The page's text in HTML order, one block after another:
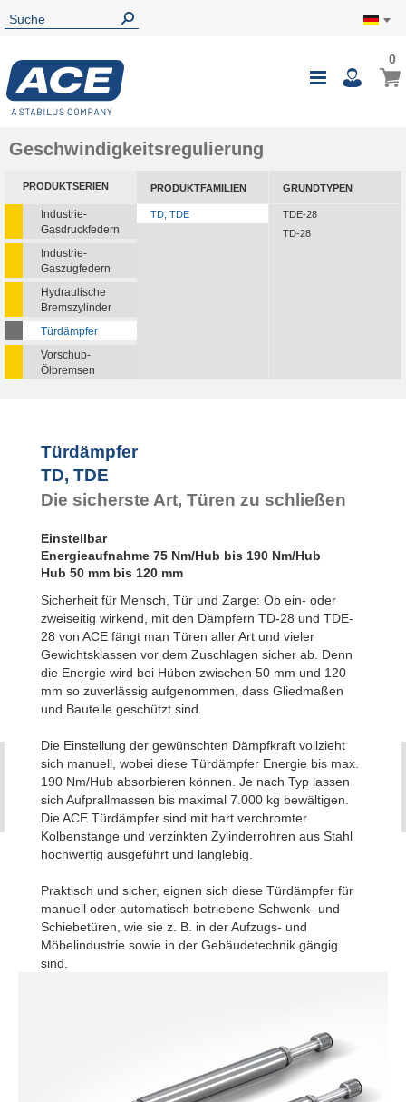
0
Geschwindigkeitsregulierung
PRODUKTSERIEN
Industrie-
Gasdruckfedern
Industrie-
Gaszugfedern
Hydraulische
Bremszylinder
Türdämpfer
Vorschub-
Ölbremsen
PRODUKTFAMILIEN
TD, TDE
GRUNDTYPEN
TDE-28
TD-28
Türdämpfer
TD, TDE
Die sicherste Art, Türen zu schließen
Einstellbar
Energieaufnahme 75 Nm/Hub bis 190 Nm/Hub
Hub 50 mm bis 120 mm
Sicherheit für Mensch, Tür und Zarge: Ob ein- oder
zweiseitig wirkend, mit den Dämpfern TD-28 und TDE-
28 von ACE fängt man Türen aller Art und vieler
Gewichtsklassen vor dem Zuschlagen sicher ab. Denn
die Energie wird bei Hüben zwischen 50 mm und 120
mm so zuverlässig aufgenommen, dass Gliedmaßen
und Bauteile geschützt sind.
Die Einstellung der gewünschten Dämpfkraft vollzieht
sich manuell, wobei diese Türdämpfer Energie bis max.
190 Nm/Hub absorbieren können. Je nach Typ lassen
sich Aufprallmassen bis maximal 7.000 kg bewältigen.
Die ACE Türdämpfer sind mit hart verchromter
Kolbenstange und verzinkten Zylinderrohren aus Stahl
hochwertig ausgeführt und langlebig.
Praktisch und sicher, eignen sich diese Türdämpfer für
manuell oder automatisch betriebene Schwenk- und
Schiebetüren, wie sie z. B. in der Aufzugs- und
Möbelindustrie sowie in der Gebäudetechnik gängig
sind.